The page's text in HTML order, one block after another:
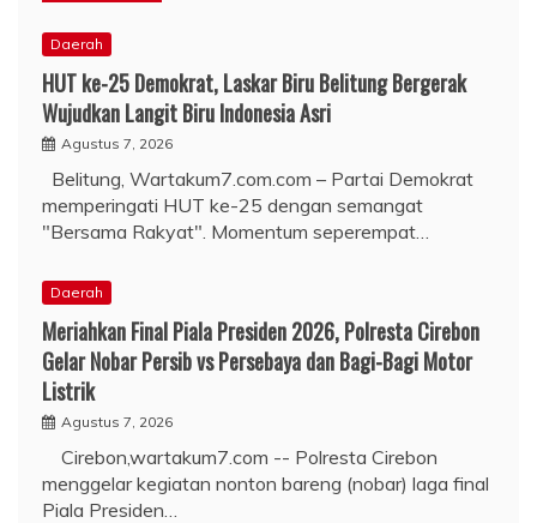
Daerah
HUT ke-25 Demokrat, Laskar Biru Belitung Bergerak
Wujudkan Langit Biru Indonesia Asri
Agustus 7, 2026
Belitung, Wartakum7.com.com – Partai Demokrat
memperingati HUT ke-25 dengan semangat
"Bersama Rakyat". Momentum seperempat…
Daerah
Meriahkan Final Piala Presiden 2026, Polresta Cirebon
Gelar Nobar Persib vs Persebaya dan Bagi-Bagi Motor
Listrik
Agustus 7, 2026
Cirebon,wartakum7.com -- Polresta Cirebon
menggelar kegiatan nonton bareng (nobar) laga final
Piala Presiden…